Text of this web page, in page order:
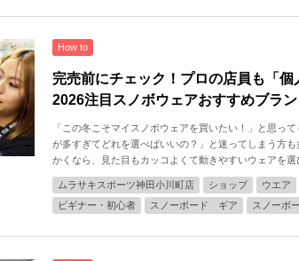
How to
完売前にチェック！プロの店員も「
2026注目スノボウェアおすすめブラン
「この冬こそマイスノボウェアを買いたい！」と思っ
が多すぎてどれを選べばいいの？」と迷ってしまう方
かくなら、見た目もカッコよくて動きやすいウェアを選
ムラサキスポーツ神田小川町店 ショップ ウエア
ビギナー・初心者
スノーボード ギア スノーボ